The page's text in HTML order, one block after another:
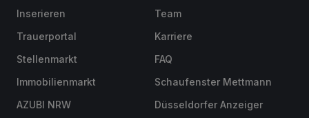
Inserieren
Trauerportal
Stellenmarkt
Immobilienmarkt
AZUBI NRW
Team
Karriere
FAQ
Schaufenster Mettmann
Düsseldorfer Anzeiger